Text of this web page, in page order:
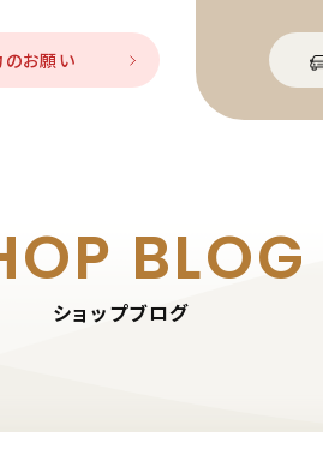
お願い
BLOG
ショップブログ